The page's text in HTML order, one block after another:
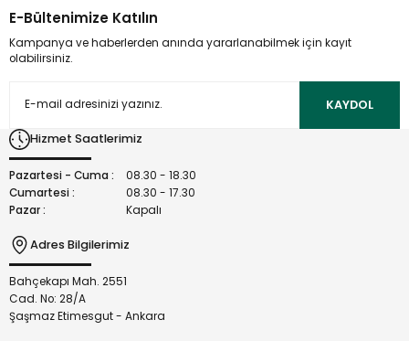
kullanarak tarafımıza iletebilirsiniz.
Görüş ve önerileriniz için teşekkür ederiz.
Ürün açıklamasında eksik bilgiler bulunuyor.
Bu ürüne benzer farklı alternatifler olmalı.
E-Bültenimize Katılın
Kampanya ve haberlerden anında yararlanabilmek için kayıt
olabilirsiniz.
KAYDOL
Hizmet Saatlerimiz
Pazartesi - Cuma :
08.30 - 18.30
Cumartesi :
08.30 - 17.30
Pazar :
Kapalı
Adres Bilgilerimiz
Bahçekapı Mah. 2551
Cad. No: 28/A
Şaşmaz Etimesgut - Ankara